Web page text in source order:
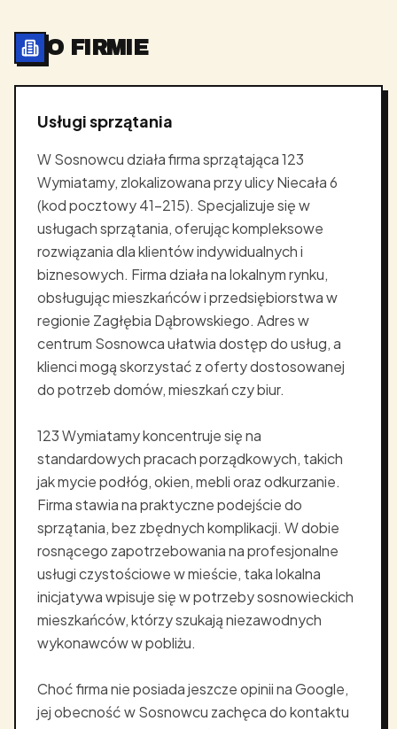
O FIRMIE
Usługi sprzątania
W Sosnowcu działa firma sprzątająca 123
Wymiatamy, zlokalizowana przy ulicy Niecała 6
(kod pocztowy 41-215). Specjalizuje się w
usługach sprzątania, oferując kompleksowe
rozwiązania dla klientów indywidualnych i
biznesowych. Firma działa na lokalnym rynku,
obsługując mieszkańców i przedsiębiorstwa w
regionie Zagłębia Dąbrowskiego. Adres w
centrum Sosnowca ułatwia dostęp do usług, a
klienci mogą skorzystać z oferty dostosowanej
do potrzeb domów, mieszkań czy biur.
123 Wymiatamy koncentruje się na
standardowych pracach porządkowych, takich
jak mycie podłóg, okien, mebli oraz odkurzanie.
Firma stawia na praktyczne podejście do
sprzątania, bez zbędnych komplikacji. W dobie
rosnącego zapotrzebowania na profesjonalne
usługi czystościowe w mieście, taka lokalna
inicjatywa wpisuje się w potrzeby sosnowieckich
mieszkańców, którzy szukają niezawodnych
wykonawców w pobliżu.
Choć firma nie posiada jeszcze opinii na Google,
jej obecność w Sosnowcu zachęca do kontaktu